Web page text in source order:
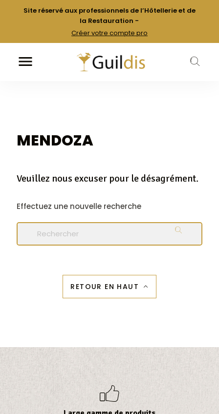
Site réservé aux professionnels de l’Hôtellerie et de
la Restauration -
Créer votre compte pro
 k
MENDOZA
Veuillez nous excuser pour le désagrément.
Effectuez une nouvelle recherche
k
RETOUR EN HAUT b